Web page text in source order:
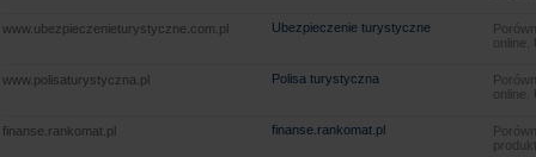
www.ubezpieczenieturystyczne.com.pl Ubezpieczenie turystyczne
www.polisaturystyczna.pl Polisa turystyczna
finanse.rankomat.pl finanse.rankomat.pl